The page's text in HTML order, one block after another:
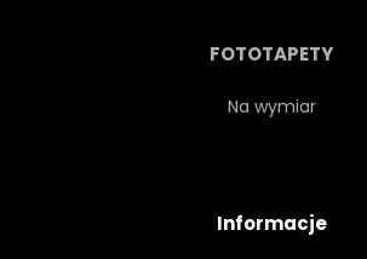
FOTOTAPETY
Na wymiar
Informacje